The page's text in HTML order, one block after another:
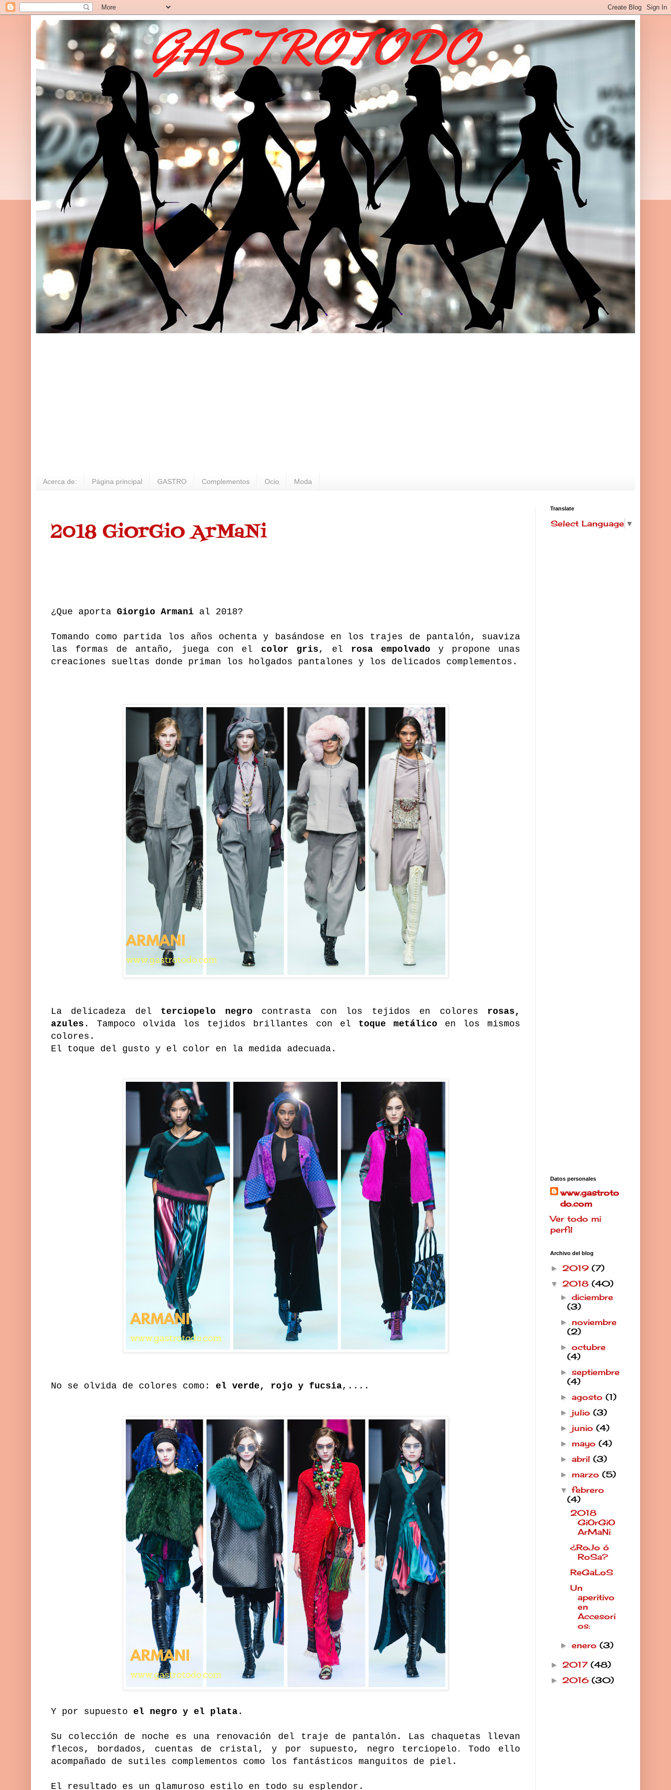
Acerca de: Página principal GASTRO Complementos Ocio Moda
2018 GiOrGiO ArMaNi
¿Que aporta Giorgio Armani al 2018?
Tomando como partida los años ochenta y basándose en los trajes de pantalón, suaviza
las formas de antaño, juega con el color gris, el rosa empolvado y propone unas
creaciones sueltas donde priman los holgados pantalones y los delicados complementos.
La delicadeza del terciopelo negro contrasta con los tejidos en colores rosas,
azules . Tampoco olvida los tejidos brillantes con el toque metálico en los mismos
colores.
El toque del gusto y el color en la medida adecuada.
No se olvida de colores como: el verde, rojo y fucsia,....
Y por supuesto el negro y el plata .
Su colección de noche es una renovación del traje de pantalón. Las chaquetas llevan
flecos, bordados, cuentas de cristal, y por supuesto, negro terciopelo . Todo ello
acompañado de sutiles complementos como los fantásticos manguitos de piel.
El resultado es un glamuroso estilo en todo su esplendor.
Translate
Select Language ▼
Datos personales
www.gastroto
do.com
Ver todo mi
perfil
Archivo del blog
► 2019 (7)
▼ 2018 (40)
►diciembre
(3)
► noviembre
(2)
►octubre
(4)
►septiembre
(4)
►agosto(1)
► julio(3)
► junio(4)
► mayo(4)
►abril(3)
► marzo(5)
▼febrero
(4)
2018
GiOrGiO
ArMaNi
¿RoJo ó
RoSa?
ReGaLoS
Un
aperitivo
en
Accesori
os:
►enero(3)
► 2017 (48)
► 2016 (30)